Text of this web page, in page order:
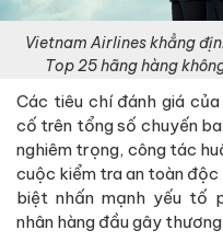
Vietnam Airlines khẳng
Top 25 hãng hàng
Các tiêu chí đánh giá
cố trên tổng số chuyến
nghiêm trọng, công tác
cuộc kiểm tra an toàn
biệt nhấn mạnh yếu tố
nhân hàng đầu gây